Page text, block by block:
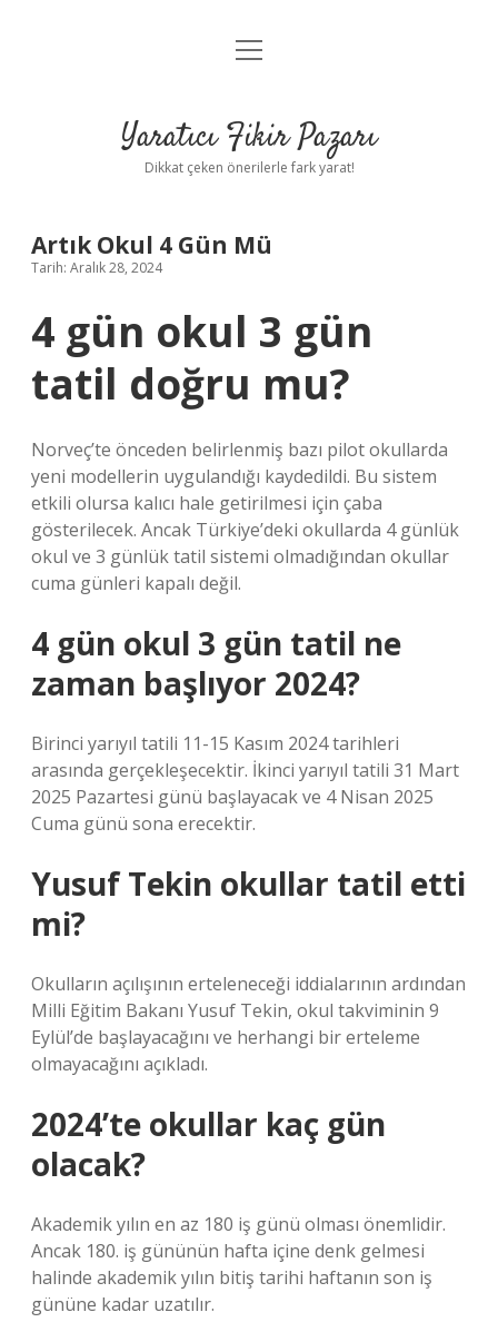
Anasayfa
Yasal Uyarı
menüyü
Yaratıcı Fikir Pazarı
Dikkat çeken önerilerle fark yarat!
Artık Okul 4 Gün Mü
Tarih: Aralık 28, 2024
4 gün okul 3 gün
tatil doğru mu?
Norveç’te önceden belirlenmiş bazı pilot okullarda
yeni modellerin uygulandığı kaydedildi. Bu sistem
etkili olursa kalıcı hale getirilmesi için çaba
gösterilecek. Ancak Türkiye’deki okullarda 4 günlük
okul ve 3 günlük tatil sistemi olmadığından okullar
cuma günleri kapalı değil.
4 gün okul 3 gün tatil ne
zaman başlıyor 2024?
Birinci yarıyıl tatili 11-15 Kasım 2024 tarihleri ​​
arasında gerçekleşecektir. İkinci yarıyıl tatili 31 Mart
2025 Pazartesi günü başlayacak ve 4 Nisan 2025
Cuma günü sona erecektir.
Yusuf Tekin okullar tatil etti
mi?
Okulların açılışının erteleneceği iddialarının ardından
Milli Eğitim Bakanı Yusuf Tekin, okul takviminin 9
Eylül’de başlayacağını ve herhangi bir erteleme
olmayacağını açıkladı.
2024’te okullar kaç gün
olacak?
Akademik yılın en az 180 iş günü olması önemlidir.
Ancak 180. iş gününün hafta içine denk gelmesi
halinde akademik yılın bitiş tarihi haftanın son iş
gününe kadar uzatılır.